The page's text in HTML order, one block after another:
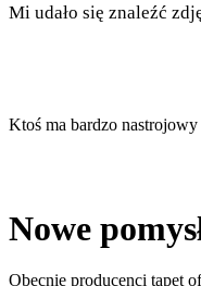
Mi udało się znaleźć
Ktoś ma bardzo
Nowe
Obecnie producenci tapet